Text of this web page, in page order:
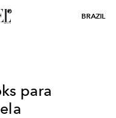
BRAZIL
para